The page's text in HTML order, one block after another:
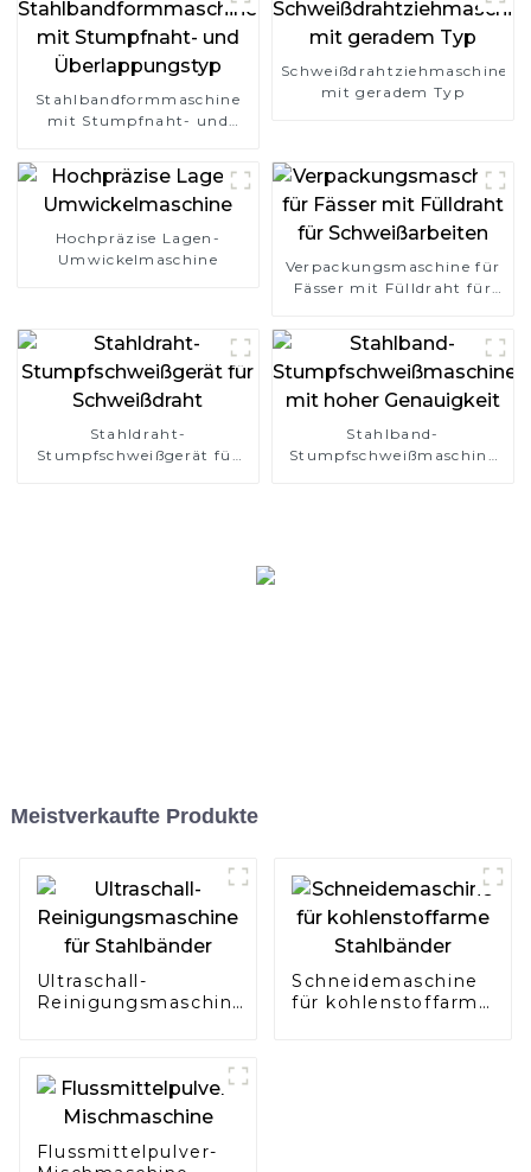
Stahlbandformmaschine
mit Stumpfnaht- und
Schweißdrahtziehmaschine
mit geradem Typ
Hochpräzise Lagen-
Umwickelmaschine
Verpackungsmaschine für
Fässer mit Fülldraht für
Stahldraht-
Stumpfschweißgerät für
Stahlband-
Stumpfschweißmaschine
Meistverkaufte Produkte
Ultraschall-
Reinigungsmaschine
Schneidemaschine
für kohlenstoffarme
Flussmittelpulver-